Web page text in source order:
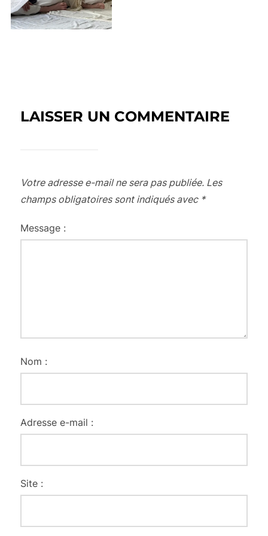
LAISSER UN COMMENTAIRE
Votre adresse e-mail ne sera pas publiée. Les
champs obligatoires sont indiqués avec *
Message :
Nom :
Adresse e-mail :
Site :